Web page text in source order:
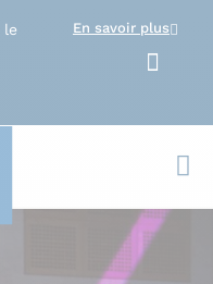
le
En savoir plus